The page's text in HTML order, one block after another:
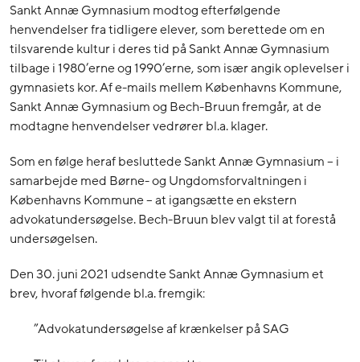
Sankt Annæ Gymnasium modtog efterfølgende
henvendelser fra tidligere elever, som berettede om en
tilsvarende kultur i deres tid på Sankt Annæ Gymnasium
tilbage i 1980’erne og 1990’erne, som især angik oplevelser i
gymnasiets kor. Af e-mails mellem Københavns Kommune,
Sankt Annæ Gymnasium og Bech-Bruun fremgår, at de
modtagne henvendelser vedrører bl.a. klager.
Som en følge heraf besluttede Sankt Annæ Gymnasium – i
samarbejde med Børne- og Ungdomsforvaltningen i
Københavns Kommune – at igangsætte en ekstern
advokatundersøgelse. Bech-Bruun blev valgt til at forestå
undersøgelsen.
Den 30. juni 2021 udsendte Sankt Annæ Gymnasium et
brev, hvoraf følgende bl.a. fremgik:
”Advokatundersøgelse af krænkelser på SAG